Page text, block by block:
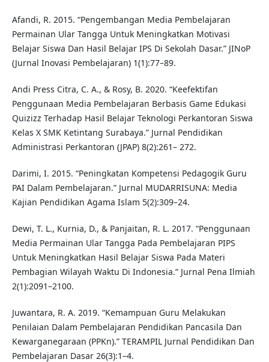
Afandi, R. 2015. “Pengembangan Media Pembelajaran
Permainan Ular Tangga Untuk Meningkatkan Motivasi
Belajar Siswa Dan Hasil Belajar IPS Di Sekolah Dasar.” JINoP
(Jurnal Inovasi Pembelajaran) 1(1):77–89.
Andi Press Citra, C. A., & Rosy, B. 2020. “Keefektifan
Penggunaan Media Pembelajaran Berbasis Game Edukasi
Quizizz Terhadap Hasil Belajar Teknologi Perkantoran Siswa
Kelas X SMK Ketintang Surabaya.” Jurnal Pendidikan
Administrasi Perkantoran (JPAP) 8(2):261– 272.
Darimi, I. 2015. “Peningkatan Kompetensi Pedagogik Guru
PAI Dalam Pembelajaran.” Jurnal MUDARRISUNA: Media
Kajian Pendidikan Agama Islam 5(2):309–24.
Dewi, T. L., Kurnia, D., & Panjaitan, R. L. 2017. “Penggunaan
Media Permainan Ular Tangga Pada Pembelajaran PIPS
Untuk Meningkatkan Hasil Belajar Siswa Pada Materi
Pembagian Wilayah Waktu Di Indonesia.” Jurnal Pena Ilmiah
2(1):2091–2100.
Juwantara, R. A. 2019. “Kemampuan Guru Melakukan
Penilaian Dalam Pembelajaran Pendidikan Pancasila Dan
Kewarganegaraan (PPKn).” TERAMPIL Jurnal Pendidikan Dan
Pembelajaran Dasar 26(3):1–4.